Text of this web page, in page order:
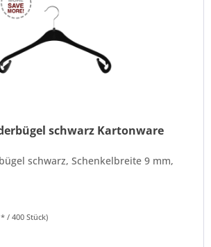
schwarz Kartonware
schwarz, Schenkelbreite 9 mm,
/ 400 Stück)